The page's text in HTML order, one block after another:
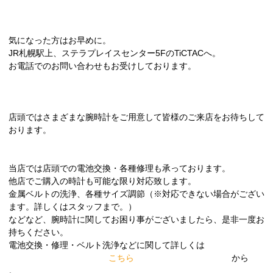
気になった方はお早めに。
JR札幌駅上、ステラプレイスセンター5FのTiCTACへ。
お電話でのお問い合わせもお受けしております。
店頭ではさまざまな腕時計をご用意して皆様のご来店をお待ちして
おります。
当店では店頭での電池交換・各種修理も承っております。
他店でご購入の時計も可能な限り対応致します。
金属ベルトの洗浄、各種サイズ調節（※対応できない場合がござい
ます。詳しくはスタッフまで。）
などなど、腕時計に関してお困り事がございましたら、是非一度お
持ちください。
電池交換・修理・ベルト洗浄などに関して詳しくは
こちら
から
。